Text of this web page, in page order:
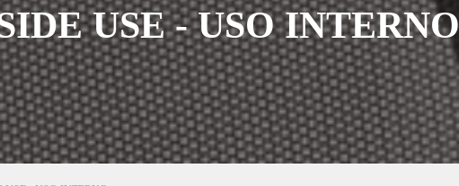
USE - USO INTERNO